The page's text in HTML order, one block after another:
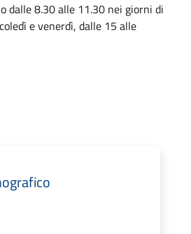
dalle 8.30 alle 11.30 nei giorni di
e venerdì, dalle 15 alle